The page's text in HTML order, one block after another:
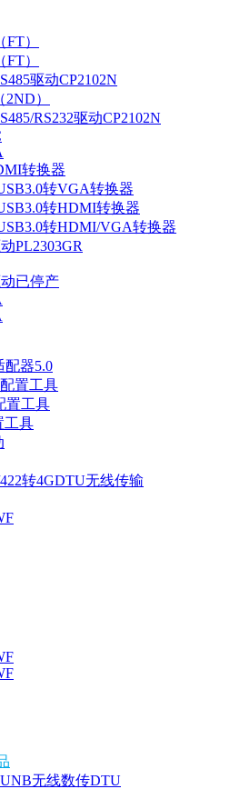
）
）
驱动CP2102N
）
RS232驱动CP2102N
转换器
转VGA转换器
转HDMI转换器
转HDMI/VGA转换器
PL2303GR
已停产
配器5.0
置工具
置工具
工具
422转4GDTU无线传输
无线数传DTU